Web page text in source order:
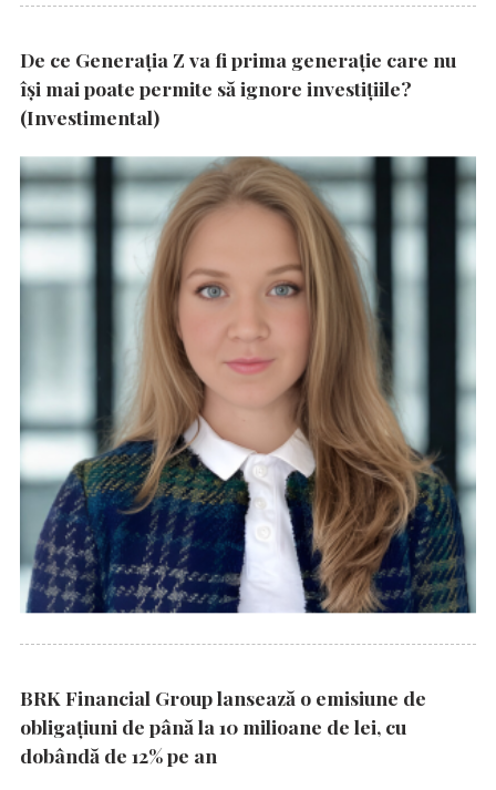
De ce Generația Z va fi prima generație care nu
își mai poate permite să ignore investițiile?
(Investimental)
BRK Financial Group lansează o emisiune de
obligațiuni de până la 10 milioane de lei, cu
dobândă de 12% pe an